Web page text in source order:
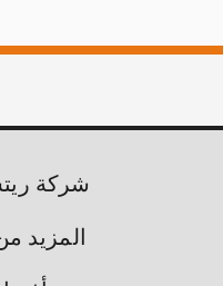
شركة
المزيد